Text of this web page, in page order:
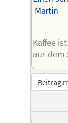
Martin
--
Kaffee
aus dem
Beitrag